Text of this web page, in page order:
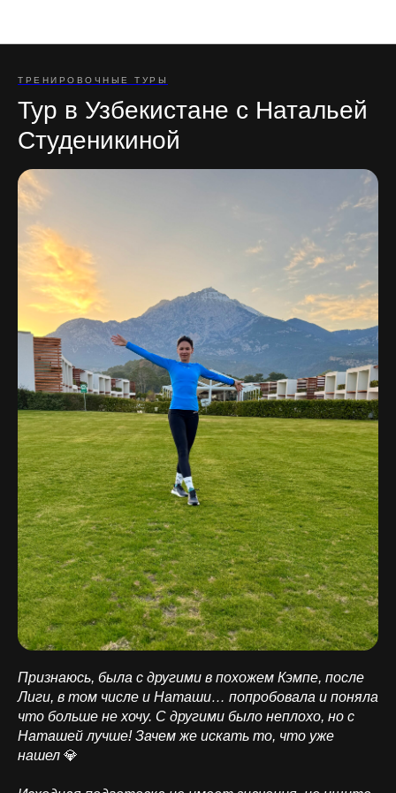
ТРЕНИРОВОЧНЫЕ ТУРЫ
Тур в Узбекистане с Натальей
Студеникиной
Признаюсь, была с другими в похожем Кэмпе, после
Лиги, в том числе и Наташи… попробовала и поняла
что больше не хочу. С другими было неплохо, но с
Наташей лучше! Зачем же искать то, что уже
нашел 💎